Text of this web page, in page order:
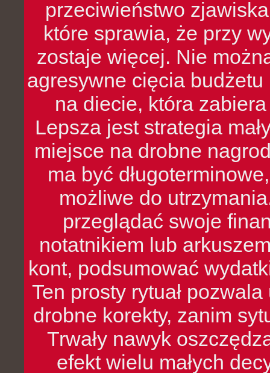
przeciwieństwo
które sprawia, że przy
zostaje więcej. Nie
agresywne cięcia
na diecie, która
Lepsza jest strategia
miejsce na drobne
ma być
możliwe do
przeglądać swoje
notatnikiem lub
kont, podsumować
Ten prosty rytuał
drobne korekty, zanim
Trwały nawyk
efekt wielu małych